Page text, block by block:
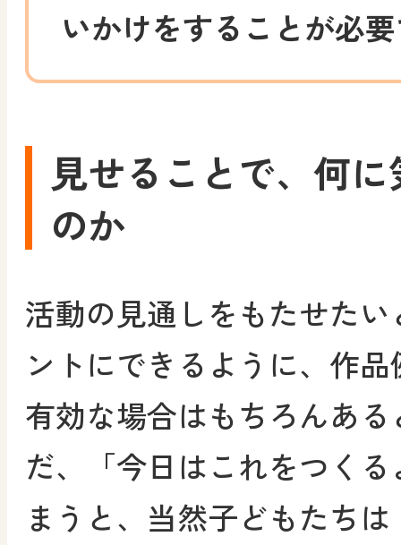
いかけをすることが必
見せることで、何
のか
活動の見通しをもたせた
ントにできるように、作
有効な場合はもちろんあ
だ、「今日はこれをつく
まうと、当然子どもたち